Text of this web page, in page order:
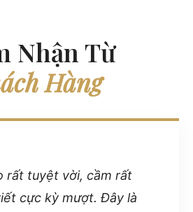
Nhận Từ
Hàng
rất tuyệt vời, cầm rất
cực kỳ mượt. Đây là